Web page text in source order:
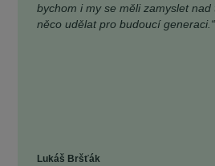
bychom i my se měli zamyslet
něco udělat pro budoucí generaci.“
Lukáš Bršťák